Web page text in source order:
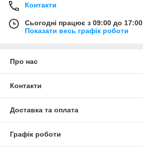
Контакти
Сьогодні працює з 09:00 до 17:00
Показати весь графік роботи
Про нас
Контакти
Доставка та оплата
Графік роботи